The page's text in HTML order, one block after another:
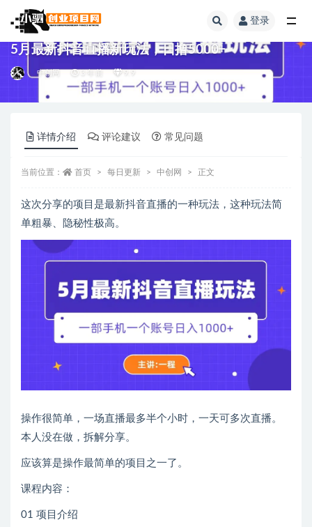
登录
5月最新抖音直播新玩法，日撸5000+
中创网 3 年前 9.9
详情介绍 评论建议 常见问题
当前位置： 首页 每日更新 中创网 正文
这次分享的项目是最新抖音直播的一种玩法，这种玩法简
单粗暴、隐秘性极高。
操作很简单，一场直播最多半个小时，一天可多次直播。
本人没在做，拆解分享。
应该算是操作最简单的项目之一了。
课程内容：
01 项目介绍